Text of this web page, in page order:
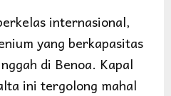
internasional,
yang berkapasitas
di Benoa. Kapal
ini tergolong mahal